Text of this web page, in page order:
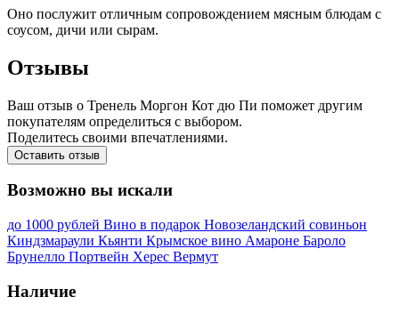
Оно послужит отличным сопровождением мясным блюдам с
соусом, дичи или сырам.
Отзывы
Ваш отзыв о Тренель Моргон Кот дю Пи поможет другим
покупателям определиться с выбором.
Поделитесь своими впечатлениями.
Оставить отзыв
Возможно вы искали
до 1000 рублей Вино в подарок Новозеландский совиньон
Киндзмараули Кьянти Крымское вино Амароне Бароло
Брунелло Портвейн Херес Вермут
Наличие